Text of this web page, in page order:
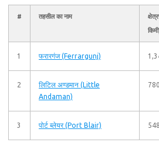
# तहसील का नाम
1 फरारगंज (Ferrargunj)
2
लिटिल अण्डमान (Little
Andaman)
780
3 पोर्ट ब्लेयर (Port Blair) 548